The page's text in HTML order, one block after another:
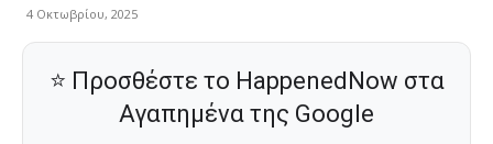
4 Οκτωβρίου, 2025
⭐ Προσθέστε το HappenedNow στα
Αγαπημένα της Google